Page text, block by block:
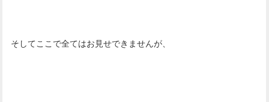
そしてここで全てはお見せできませんが、